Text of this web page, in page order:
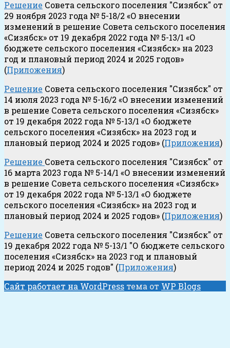
Решение Совета сельского поселения "Сизябск" от
29 ноября 2023 года № 5-18/2 «О внесении
изменений в решение Совета сельского поселения
«Сизябск» от 19 декабря 2022 года № 5-13/1 «О
бюджете сельского поселения «Сизябск» на 2023
год и плановый период 2024 и 2025 годов»
(Приложения)
Решение Совета сельского поселения "Сизябск" от
14 июля 2023 года № 5-16/2 «О внесении изменений
в решение Совета сельского поселения «Сизябск»
от 19 декабря 2022 года № 5-13/1 «О бюджете
сельского поселения «Сизябск» на 2023 год и
плановый период 2024 и 2025 годов» (Приложения)
Решение Совета сельского поселения "Сизябск" от
16 марта 2023 года № 5-14/1 «О внесении изменений
в решение Совета сельского поселения «Сизябск»
от 19 декабря 2022 года № 5-13/1 «О бюджете
сельского поселения «Сизябск» на 2023 год и
плановый период 2024 и 2025 годов» (Приложения)
Решение Совета сельского поселения "Сизябск" от
19 декабря 2022 года № 5-13/1 "О бюджете сельского
поселения «Сизябск» на 2023 год и плановый
период 2024 и 2025 годов" (Приложения)
Сайт работает на WordPress тема от WP Blogs